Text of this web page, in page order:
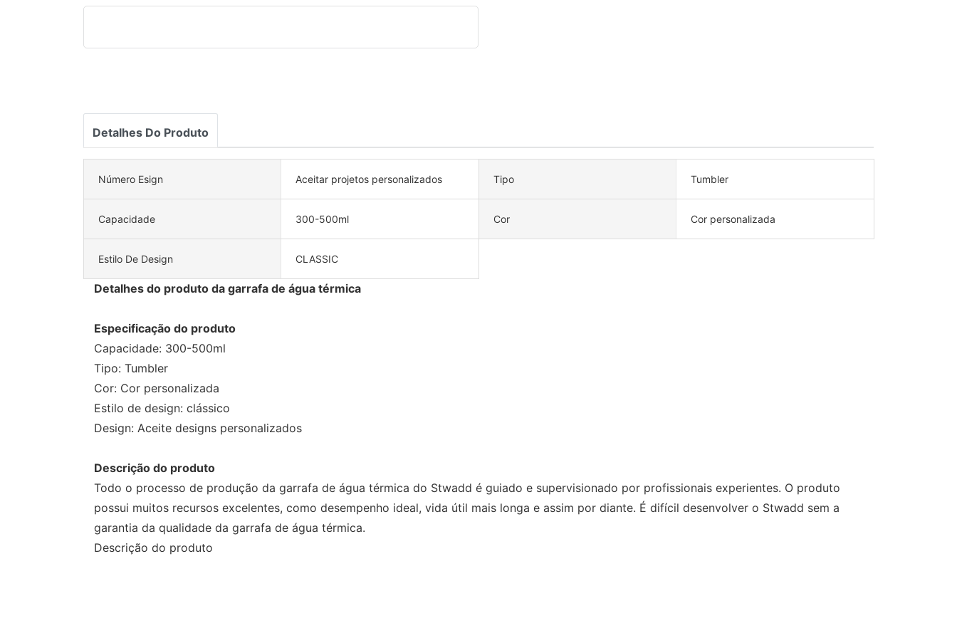
Detalhes Do Produto
Número Esign Aceitar projetos personalizados Tipo Tumbler
Capacidade 300-500ml Cor Cor personalizada
Estilo De Design CLASSIC
Detalhes do produto da garrafa de água térmica
Especificação do produto
Capacidade: 300-500ml
Tipo: Tumbler
Cor: Cor personalizada
Estilo de design: clássico
Design: Aceite designs personalizados
Descrição do produto
Todo o processo de produção da garrafa de água térmica do Stwadd é guiado e supervisionado por profissionais experientes. O produto
possui muitos recursos excelentes, como desempenho ideal, vida útil mais longa e assim por diante. É difícil desenvolver o Stwadd sem a
garantia da qualidade da garrafa de água térmica.
Descrição do produto